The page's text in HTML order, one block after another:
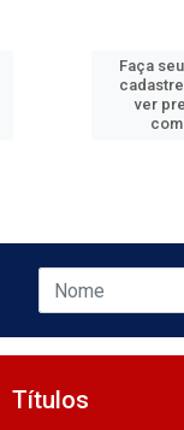
Faça
ver
Títulos